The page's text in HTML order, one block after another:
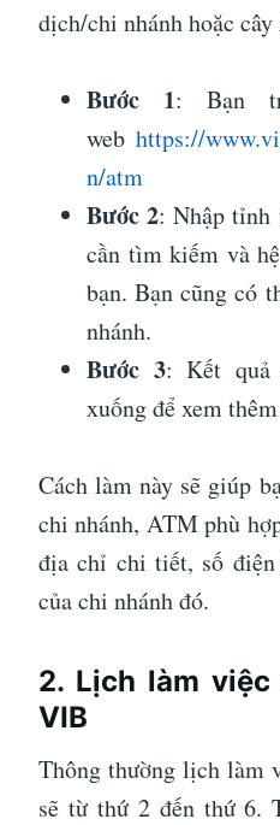
dịch/chi nhánh hoặc
Bước 1: Bạn
web https://
n/atm
Bước 2: Nhập tỉnh
cần tìm kiếm và
bạn. Bạn cũng có
nhánh.
Bước 3: Kết quả
xuống để xem
Cách làm này sẽ giúp
chi nhánh, ATM phù
địa chỉ chi tiết, số
của chi nhánh đó.
2. Lịch làm
VIB
Thông thường lịch làm
sẽ từ thứ 2 đến thứ 6.